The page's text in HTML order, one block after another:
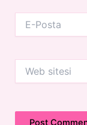
Posta
sitesi